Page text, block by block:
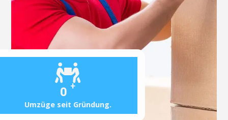
0 +
Umzüge seit Gründung.